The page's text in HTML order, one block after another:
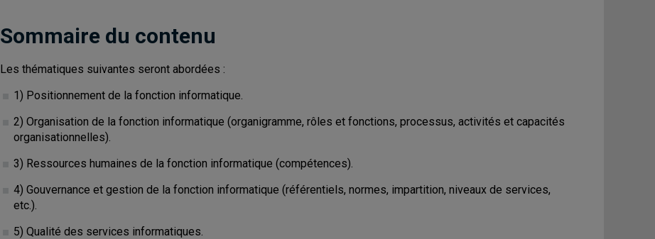
Sommaire du contenu
Les thématiques suivantes seront abordées :
1) Positionnement de la fonction informatique.
2) Organisation de la fonction informatique (organigramme, rôles et fonctions, processus, activités et capacités
organisationnelles).
3) Ressources humaines de la fonction informatique (compétences).
4) Gouvernance et gestion de la fonction informatique (référentiels, normes, impartition, niveaux de services,
etc.).
5) Qualité des services informatiques.